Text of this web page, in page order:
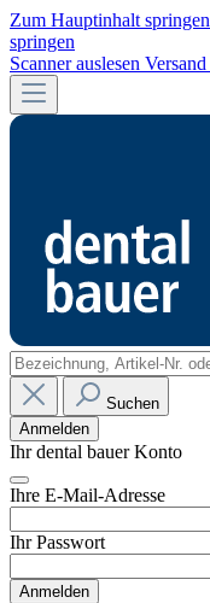
Zum Hauptinhalt springen
springen
Scanner auslesen Versand
Suchen
Anmelden
Ihr dental bauer Konto
Ihre E-Mail-Adresse
Ihr Passwort
Anmelden